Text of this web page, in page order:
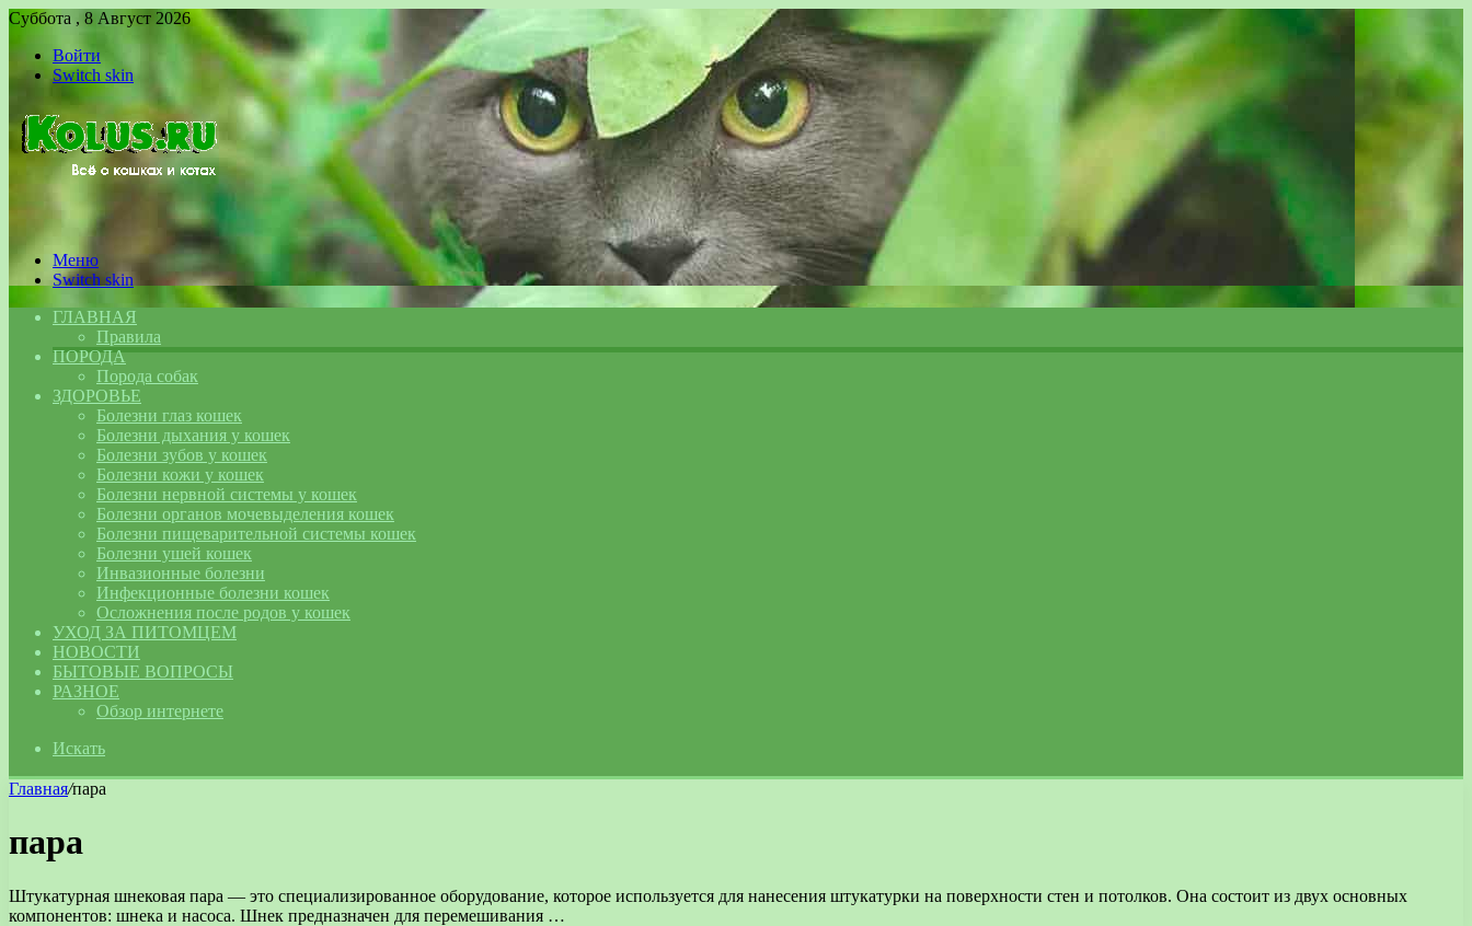
Суббота , 8 Август 2026
Войти
Switch skin
Меню
Switch skin
ГЛАВНАЯ
Правила
ПОРОДА
Порода собак
ЗДОРОВЬЕ
Болезни глаз кошек
Болезни дыхания у кошек
Болезни зубов у кошек
Болезни кожи у кошек
Болезни нервной системы у кошек
Болезни органов мочевыделения кошек
Болезни пищеварительной системы кошек
Болезни ушей кошек
Инвазионные болезни
Инфекционные болезни кошек
Осложнения после родов у кошек
УХОД ЗА ПИТОМЦЕМ
НОВОСТИ
БЫТОВЫЕ ВОПРОСЫ
РАЗНОЕ
Обзор интернете
Искать
Главная/пара
пара
Штукатурная шнековая пара — это специализированное оборудование, которое используется для нанесения штукатурки на поверхности стен и потолков. Она состоит из двух основных
компонентов: шнека и насоса. Шнек предназначен для перемешивания …